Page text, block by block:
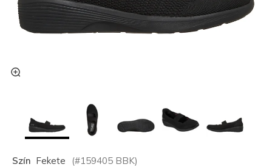
Szín Fekete (#159405 BBK)